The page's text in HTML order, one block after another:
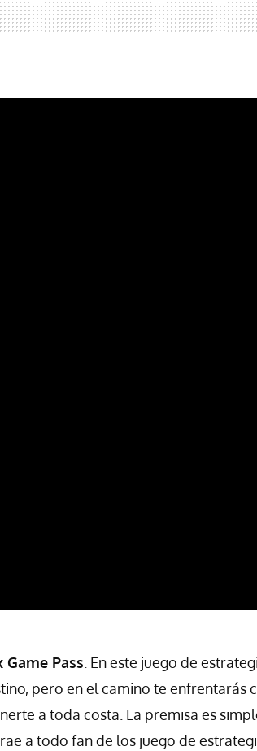
Pass . En este juego de
pero en el camino te enfrentarás
a toda costa. La premisa es
a todo fan de los juego de